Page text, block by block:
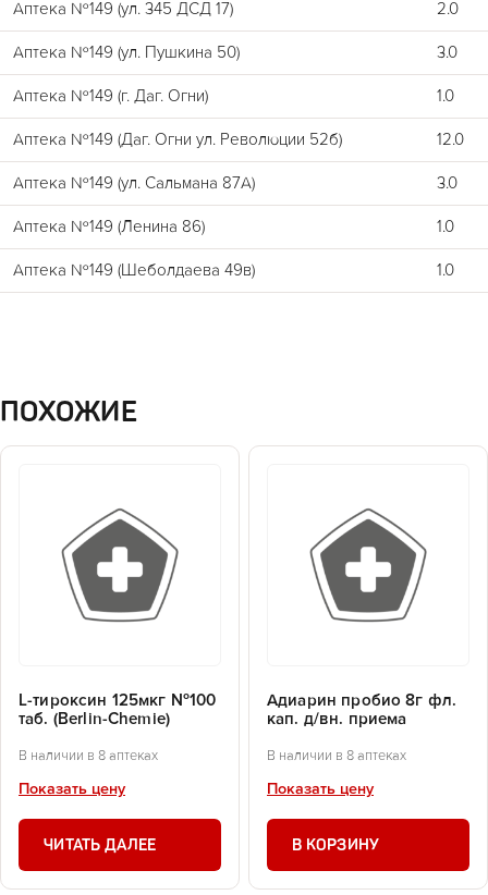
Аптека №149 (ул. 345 ДСД 17) 2.0
Аптека №149 (ул. Пушкина 50) 3.0
Аптека №149 (г. Даг. Огни) 1.0
Аптека №149 (Даг. Огни ул. Революции 52б) 12.0
Аптека №149 (ул. Сальмана 87А) 3.0
Аптека №149 (Ленина 86) 1.0
Аптека №149 (Шеболдаева 49в) 1.0
ПОХОЖИЕ
L-тироксин 125мкг №100
таб. (Berlin-Chemie)
В наличии в 8 аптеках
Показать цену
ЧИТАТЬ ДАЛЕЕ
Адиарин пробио 8г фл.
кап. д/вн. приема
В наличии в 8 аптеках
Показать цену
В КОРЗИНУ